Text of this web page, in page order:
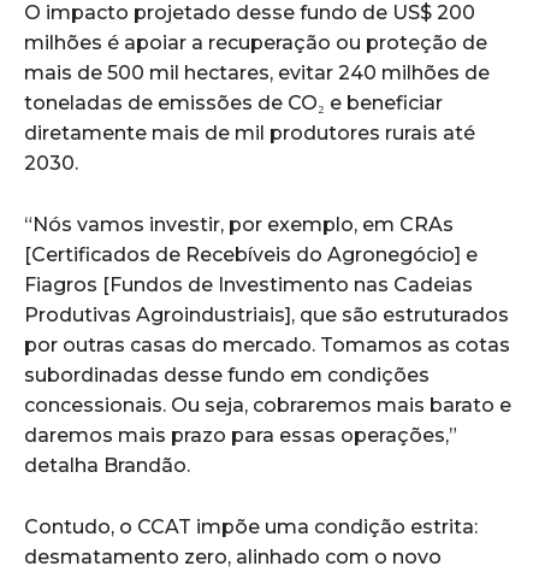
O impacto projetado desse fundo de US$ 200
milhões é apoiar a recuperação ou proteção de
mais de 500 mil hectares, evitar 240 milhões de
toneladas de emissões de CO₂ e beneficiar
diretamente mais de mil produtores rurais até
2030.
“Nós vamos investir, por exemplo, em CRAs
[Certificados de Recebíveis do Agronegócio] e
Fiagros [Fundos de Investimento nas Cadeias
Produtivas Agroindustriais], que são estruturados
por outras casas do mercado. Tomamos as cotas
subordinadas desse fundo em condições
concessionais. Ou seja, cobraremos mais barato e
daremos mais prazo para essas operações,”
detalha Brandão.
Contudo, o CCAT impõe uma condição estrita:
desmatamento zero, alinhado com o novo